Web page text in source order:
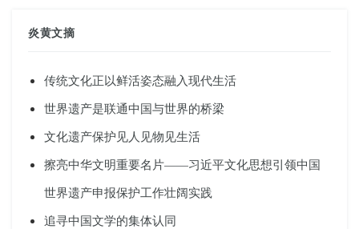
炎黄文摘
传统文化正以鲜活姿态融入现代生活
世界遗产是联通中国与世界的桥梁
文化遗产保护见人见物见生活
擦亮中华文明重要名片——习近平文化思想引领中国
世界遗产申报保护工作壮阔实践
追寻中国文学的集体认同